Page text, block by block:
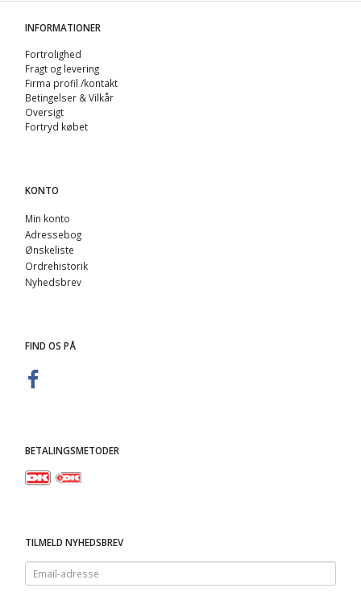
INFORMATIONER
Fortrolighed
Fragt og levering
Firma profil /kontakt
Betingelser & Vilkår
Oversigt
Fortryd købet
KONTO
Min konto
Adressebog
Ønskeliste
Ordrehistorik
Nyhedsbrev
FIND OS PÅ
BETALINGSMETODER
TILMELD NYHEDSBREV
Email-
adresse